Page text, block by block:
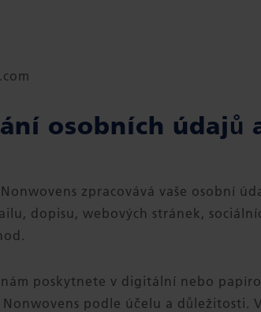
osobních
zpracovává vaše osobní
dopisu, webových stránek,
poskytnete v digitální nebo
podle účelu a důležitosti.